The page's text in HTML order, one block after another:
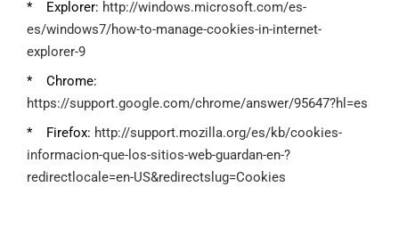
* Explorer: http://windows.microsoft.com/es-
es/windows7/how-to-manage-cookies-in-internet-
explorer-9
* Chrome:
https://support.google.com/chrome/answer/95647?hl=es
* Firefox: http://support.mozilla.org/es/kb/cookies-
informacion-que-los-sitios-web-guardan-en-?
redirectlocale=en-US&redirectslug=Cookies